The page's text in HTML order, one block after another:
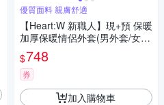
優質面料 親膚舒適
【Heart:W 新職人】現+預 保暖
加厚保暖情侶外套(男外套/女外
套/立領/百搭)
$748
券
加入購物車